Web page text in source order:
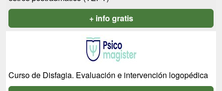
+ info gratis
Curso de Disfagia. Evaluación e intervención logopédica